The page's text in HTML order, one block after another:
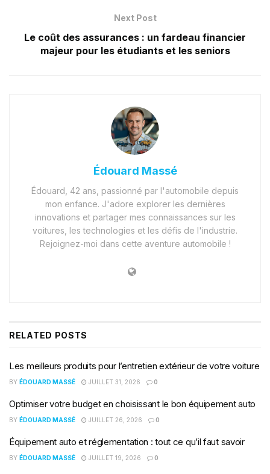
Next Post
Le coût des assurances : un fardeau financier
majeur pour les étudiants et les seniors
Édouard Massé
Édouard, 42 ans, passionné par l'automobile depuis
mon enfance. J'adore explorer les dernières
innovations et partager mes connaissances sur les
voitures, les technologies et les défis de l'industrie.
Rejoignez-moi dans cette aventure automobile !
RELATED POSTS
Les meilleurs produits pour l’entretien extérieur de votre voiture
BY ÉDOUARD MASSÉ JUILLET 31, 2026 0
Optimiser votre budget en choisissant le bon équipement auto
BY ÉDOUARD MASSÉ JUILLET 26, 2026 0
Équipement auto et réglementation : tout ce qu’il faut savoir
BY ÉDOUARD MASSÉ JUILLET 19, 2026 0